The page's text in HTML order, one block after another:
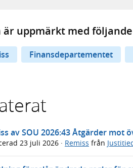
är uppmärkt med
Finansdepartementet
av SOU 2026:43 Åtgärder mot
23 juli 2026 · Remiss från